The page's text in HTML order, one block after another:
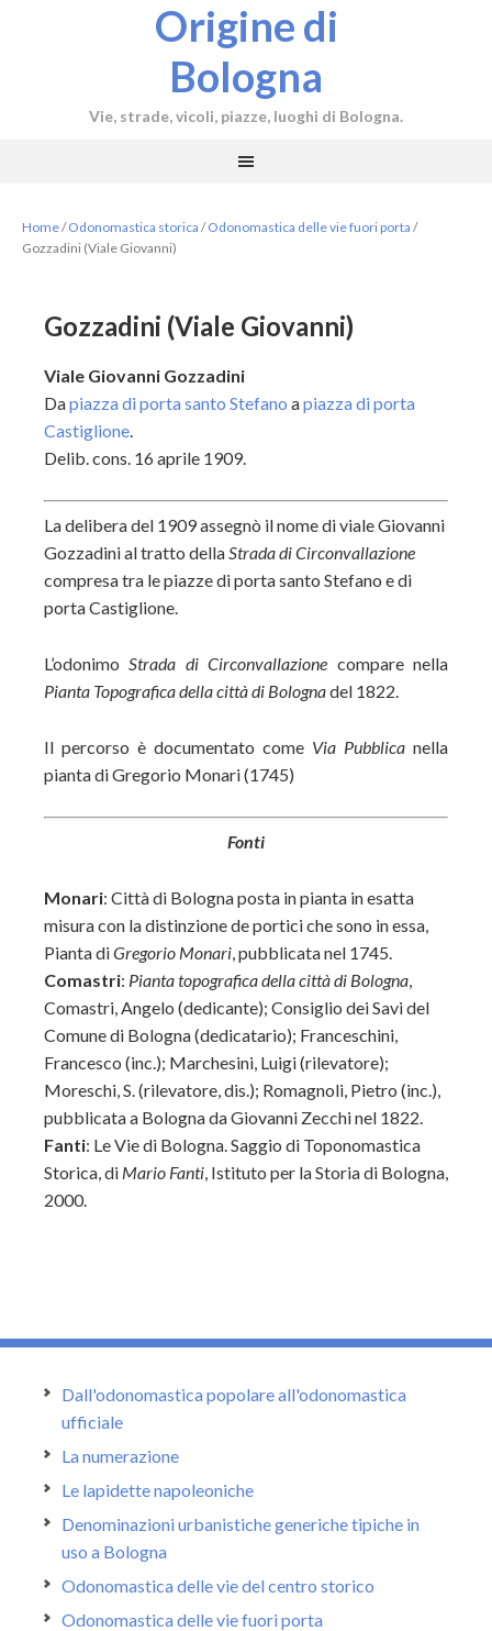
Origine di
Bologna
Vie, strade, vicoli, piazze, luoghi di Bologna.
Home/ Odonomastica storica / Odonomastica delle vie fuori porta /
Gozzadini (Viale Giovanni)
Gozzadini (Viale Giovanni)
Viale Giovanni Gozzadini
Dapiazza di porta santo Stefano apiazza di porta
Castiglione.
Delib. cons. 16 aprile 1909.
La delibera del 1909 assegnò il nome di viale Giovanni
Gozzadini al tratto dellaStrada di Circonvallazione
compresa tra le piazze di porta santo Stefano e di
porta Castiglione.
L’odonimoStrada di Circonvallazione compare nella
Pianta Topografica della città di Bolognadel 1822.
Il percorso è documentato come Via Pubblica nella
pianta di Gregorio Monari (1745)
Fonti
Monari: Città di Bologna posta in pianta in esatta
misura con la distinzione de portici che sono in essa,
Pianta diGregorio Monari, pubblicata nel 1745.
Comastri: Pianta topografica della città di Bologna,
Comastri, Angelo (dedicante); Consiglio dei Savi del
Comune di Bologna (dedicatario); Franceschini,
Francesco (inc.); Marchesini, Luigi (rilevatore);
Moreschi, S. (rilevatore, dis.); Romagnoli, Pietro (inc.),
pubblicata a Bologna da Giovanni Zecchi nel 1822.
Fanti: Le Vie di Bologna. Saggio di Toponomastica
Storica, di Mario Fanti, Istituto per la Storia di Bologna,
2000.
Dall'odonomastica popolare all'odonomastica
ufficiale
La numerazione
Le lapidette napoleoniche
Denominazioni urbanistiche generiche tipiche in
uso a Bologna
Odonomastica delle vie del centro storico
Odonomastica delle vie fuori porta